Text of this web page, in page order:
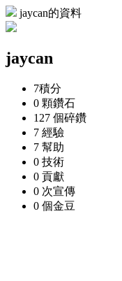
jaycan的資料
jaycan
7積分
0 顆鑽石
127 個碎鑽
7 經驗
7 幫助
0 技術
0 貢獻
0 次宣傳
0 個金豆